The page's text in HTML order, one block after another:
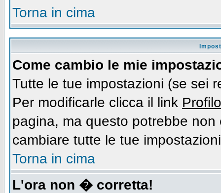
Torna in cima
Come cambio le mie
Tutte le tue impostazioni (se sei
Per modificarle clicca il link Profilo
pagina, ma questo potrebbe
cambiare tutte le tue
Torna in cima
L'ora non � corretta!